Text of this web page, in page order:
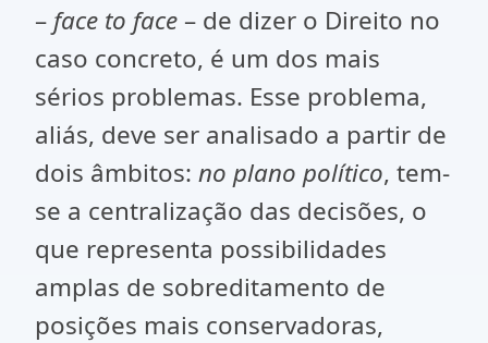
– face to face – de dizer o Direito no
caso concreto, é um dos mais
sérios problemas. Esse problema,
aliás, deve ser analisado a partir de
dois âmbitos: no plano político, tem-
se a centralização das decisões, o
que representa possibilidades
amplas de sobreditamento de
posições mais conservadoras,